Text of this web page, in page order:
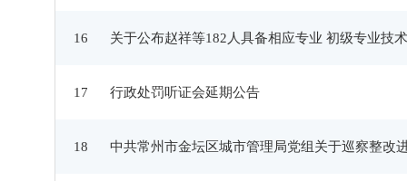
16 关于公布赵祥等182人具备相应专业 初级专业技
17 行政处罚听证会延期公告
18 中共常州市金坛区城市管理局党组关于巡察整改